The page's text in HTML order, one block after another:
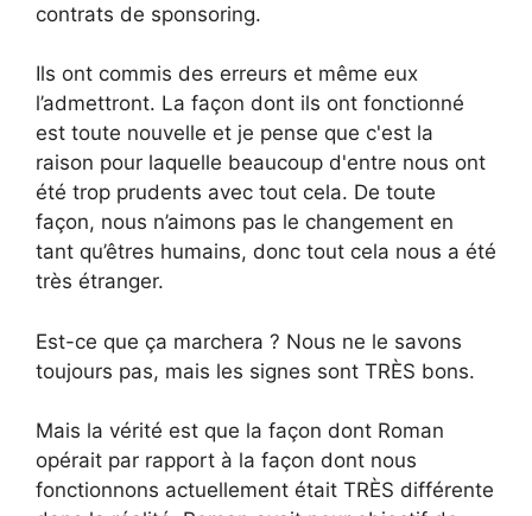
contrats de sponsoring.
Ils ont commis des erreurs et même eux
l’admettront. La façon dont ils ont fonctionné
est toute nouvelle et je pense que c'est la
raison pour laquelle beaucoup d'entre nous ont
été trop prudents avec tout cela. De toute
façon, nous n’aimons pas le changement en
tant qu’êtres humains, donc tout cela nous a été
très étranger.
Est-ce que ça marchera ? Nous ne le savons
toujours pas, mais les signes sont TRÈS bons.
Mais la vérité est que la façon dont Roman
opérait par rapport à la façon dont nous
fonctionnons actuellement était TRÈS différente